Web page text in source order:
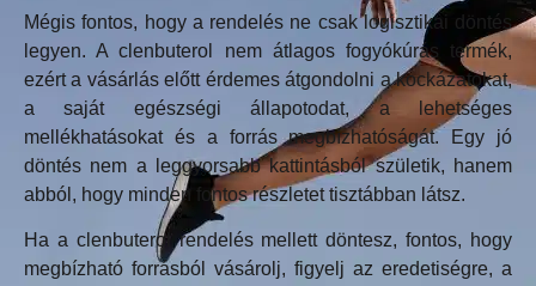
Mégis fontos, hogy a rendelés ne csak logisztikai döntés
legyen. A clenbuterol nem átlagos fogyókúrás termék,
ezért a vásárlás előtt érdemes átgondolni a kockázatokat,
a saját egészségi állapotodat, a lehetséges
mellékhatásokat és a forrás megbízhatóságát. Egy jó
döntés nem a leggyorsabb kattintásból születik, hanem
abból, hogy minden fontos részletet tisztábban látsz.
Ha a clenbuterol rendelés mellett döntesz, fontos, hogy
megbízható forrásból vásárolj, figyelj az eredetiségre, a